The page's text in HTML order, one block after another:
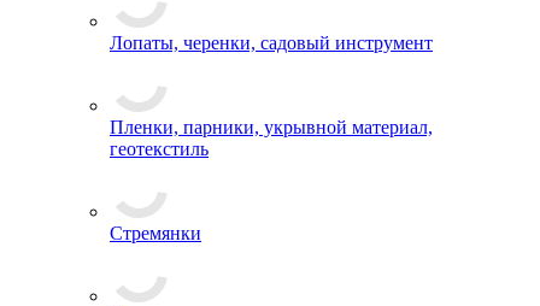
Лопаты, черенки, садовый инструмент
Пленки, парники, укрывной материал,
геотекстиль
Стремянки